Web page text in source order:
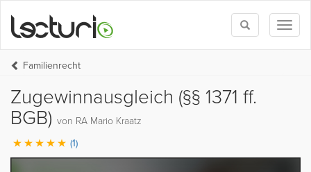
Toggle
search
Familienrecht
Zugewinnausgleich (§§ 1371 ff.
BGB) von RA Mario Kraatz
(1)